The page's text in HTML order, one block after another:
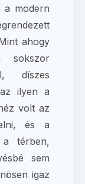
a modern
ahogy
sokszor
díszes
ilyen a
volt az
és a
a térben,
sem
igaz